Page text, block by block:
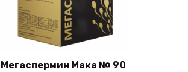
Мегаспермин Мака № 90